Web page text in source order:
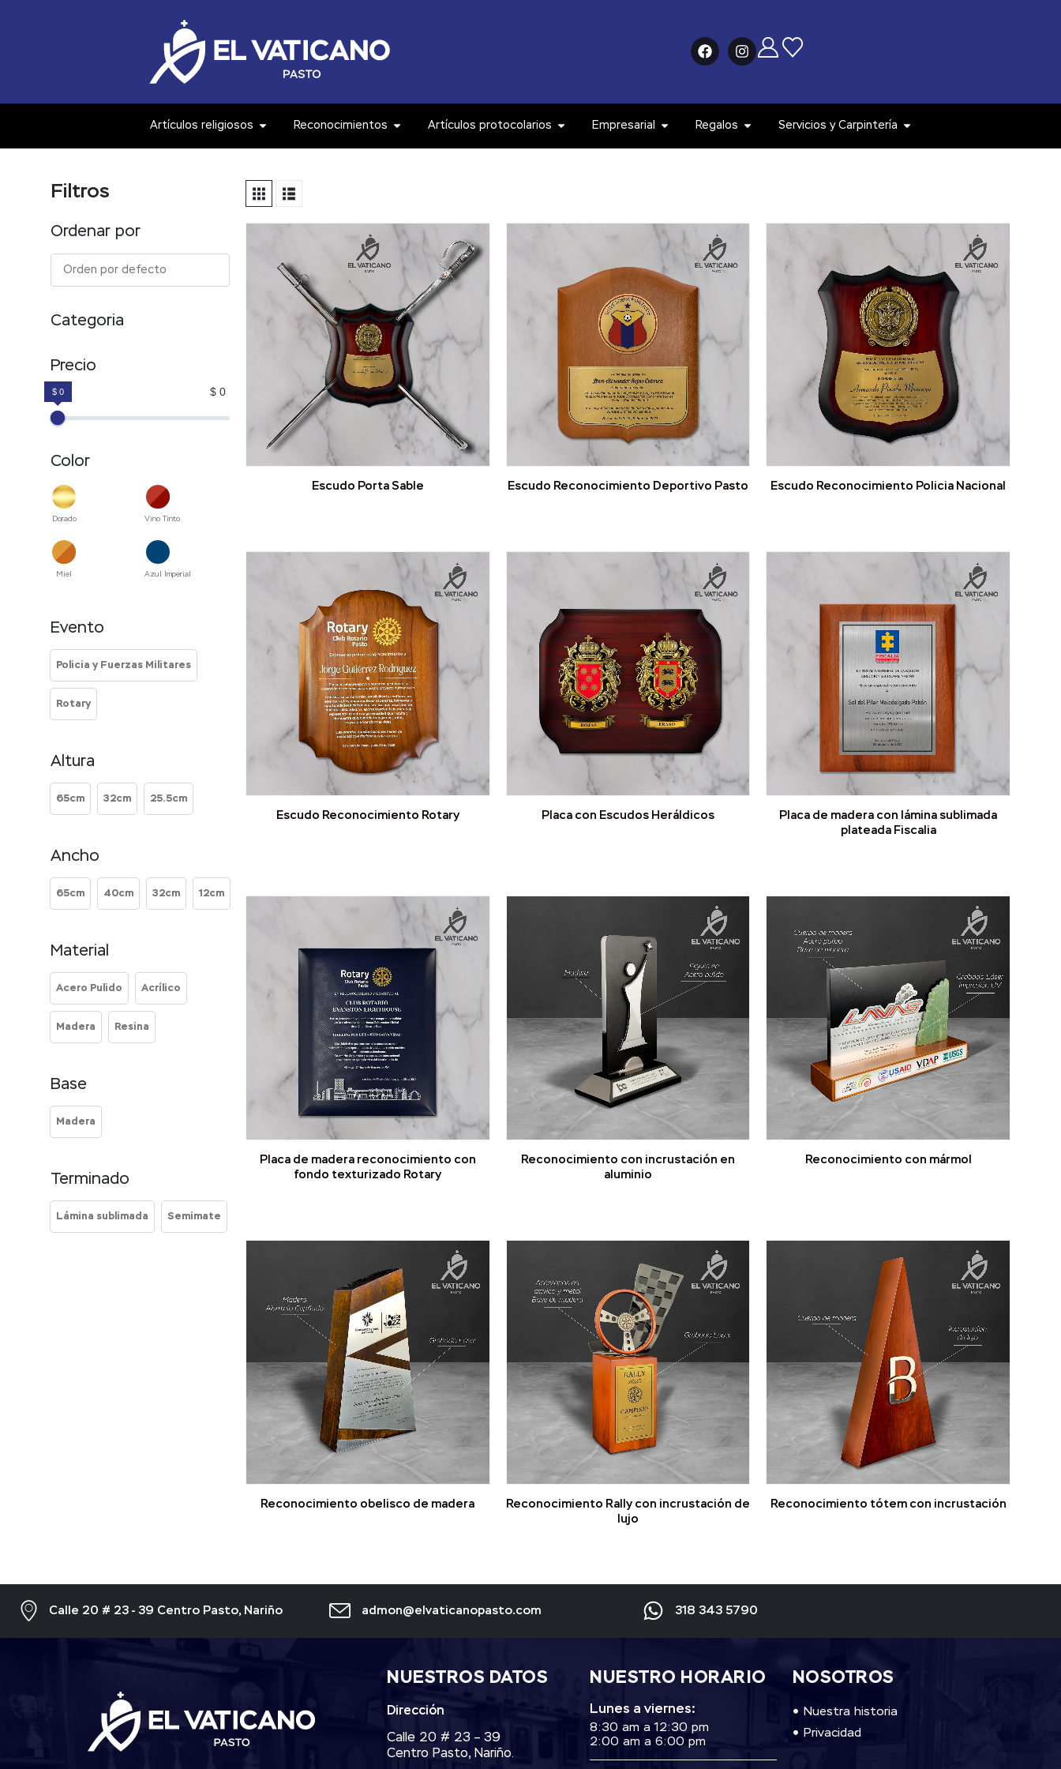
Artículos religiosos Reconocimientos Artículos protocolarios Empresarial Regalos Servicios y Carpintería
Filtros
Ordenar por
Orden por defecto
Categoria
Precio
$ 0
$ 0
Color
Dorado Vino Tinto
Miel Azul Imperial
Evento
Policia y Fuerzas Militares
Rotary
Altura
65cm 32cm 25.5cm
Ancho
65cm 40cm 32cm 12cm
Material
Acero Pulido Acrílico
Madera Resina
Base
Madera
Terminado
Lámina sublimada Semimate
Escudo Porta Sable Escudo Reconocimiento Deportivo Pasto Escudo Reconocimiento Policia Nacional
Escudo Reconocimiento Rotary Placa con Escudos Heráldicos
Placa de madera con lámina sublimada
plateada Fiscalia
Placa de madera reconocimiento con
fondo texturizado Rotary
Reconocimiento con incrustación en
aluminio
Reconocimiento con mármol
Reconocimiento obelisco de madera
Reconocimiento Rally con incrustación de
lujo
Reconocimiento tótem con incrustación
Calle 20 # 23 - 39 Centro Pasto, Nariño admon@elvaticanopasto.com 318 343 5790
NUESTROS DATOS
Dirección
Calle 20 # 23 – 39
Centro Pasto, Nariño.
NOSOTROS
Nuestra historia
Privacidad
NUESTRO HORARIO
Lunes a viernes:
8:30 am a 12:30 pm
2:00 am a 6:00 pm